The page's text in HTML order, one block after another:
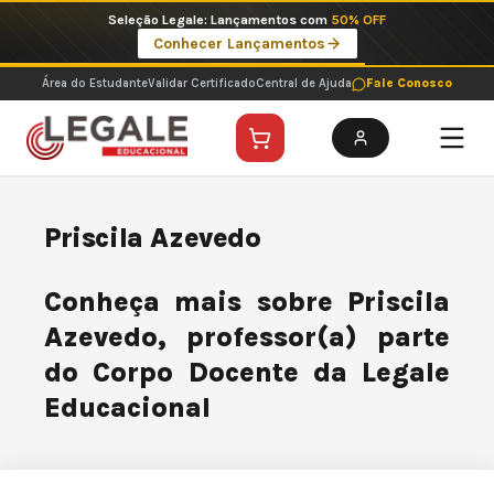
o
conteúdo
Seleção Legale: Lançamentos com 50% OFF
Conhecer Lançamentos
Área do EstudanteValidar CertificadoCentral de Ajuda Fale Conosco
Priscila Azevedo
Conheça mais sobre Priscila
Azevedo, professor(a) parte
do Corpo Docente da Legale
Educacional